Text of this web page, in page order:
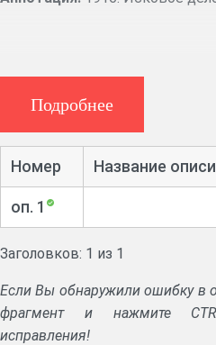
Подробнее
Номер Название описи
оп. 1
Заголовков: 1 из 1
Если Вы обнаружили ошибку в
фрагмент и нажмите
исправления!